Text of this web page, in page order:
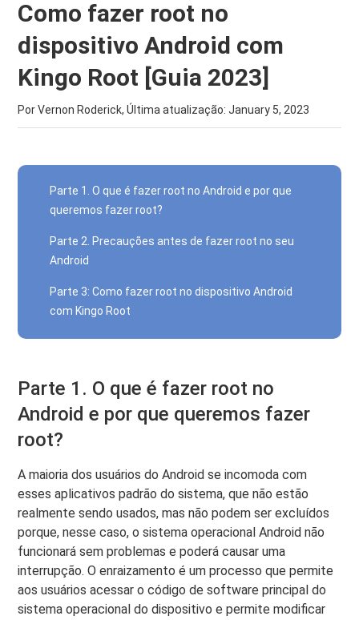
Como fazer root no
dispositivo Android com
Kingo Root [Guia 2023]
Por Vernon Roderick, Última atualização:January 5, 2023
Parte 1. O que é fazer root no Android e por que
queremos fazer root?
Parte 2. Precauções antes de fazer root no seu
Android
Parte 3: Como fazer root no dispositivo Android
com Kingo Root
Parte 1. O que é fazer root no
Android e por que queremos fazer
root?
A maioria dos usuários do Android se incomoda com
esses aplicativos padrão do sistema, que não estão
realmente sendo usados, mas não podem ser excluídos
porque, nesse caso, o sistema operacional Android não
funcionará sem problemas e poderá causar uma
interrupção. O enraizamento é um processo que permite
aos usuários acessar o código de software principal do
sistema operacional do dispositivo e permite modificar